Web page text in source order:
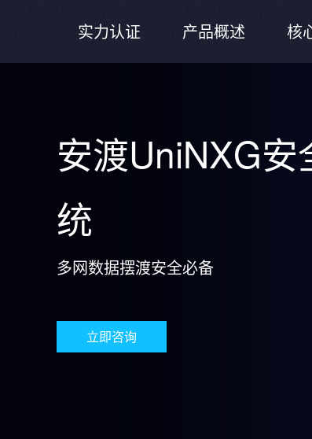
实力认证 产品概述 核
安渡UniNXG
统
多网数据摆渡安全必备
立即咨询